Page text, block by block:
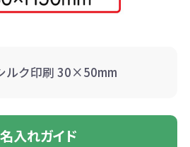
ルク印刷 30×50mm
名入れガイド